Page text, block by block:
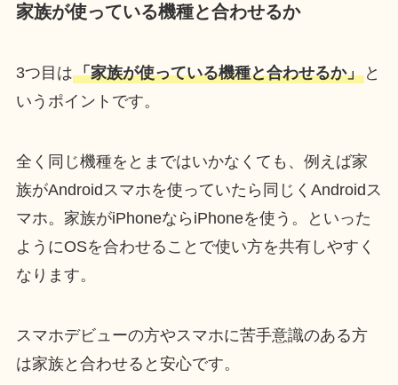
家族が使っている機種と合わせるか
3つ目は「家族が使っている機種と合わせるか」と
いうポイントです。
全く同じ機種をとまではいかなくても、例えば家
族がAndroidスマホを使っていたら同じくAndroidス
マホ。家族がiPhoneならiPhoneを使う。といった
ようにOSを合わせることで使い方を共有しやすく
なります。
スマホデビューの方やスマホに苦手意識のある方
は家族と合わせると安心です。